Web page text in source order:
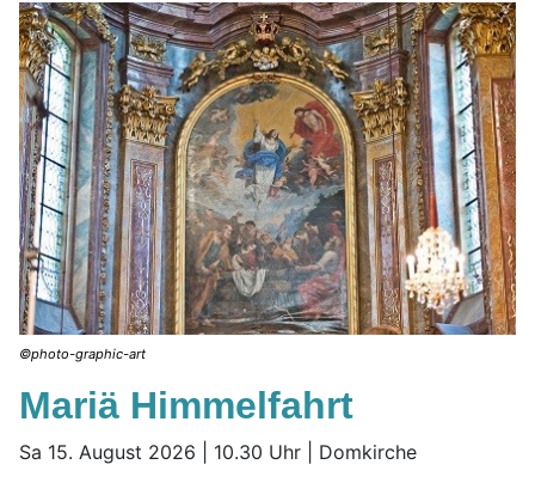
©photo-graphic-art
Mariä Himmelfahrt
Sa 15. August 2026 | 10.30 Uhr | Domkirche